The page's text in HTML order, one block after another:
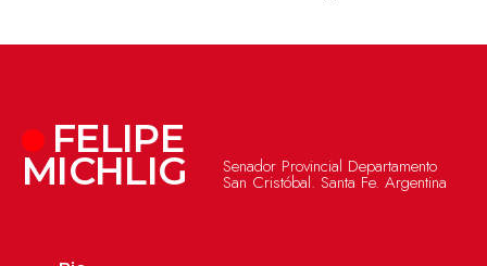
FELIPE
MICHLIG Senador Provincial Departamento
San Cristóbal. Santa Fe. Argentina